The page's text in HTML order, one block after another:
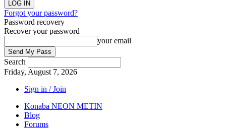
Forgot your password?
Password recovery
Recover your password
your email
Search
Friday, August 7, 2026
Sign in / Join
Konaba NEON METIN
Blog
Forums